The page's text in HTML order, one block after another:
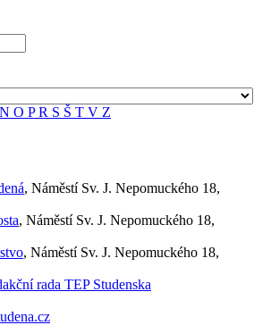
N O PR S Š T V Z
, Náměstí Sv. J. Nepomuckého 18,
, Náměstí Sv. J. Nepomuckého 18,
, Náměstí Sv. J. Nepomuckého 18,
rada TEP Studenska